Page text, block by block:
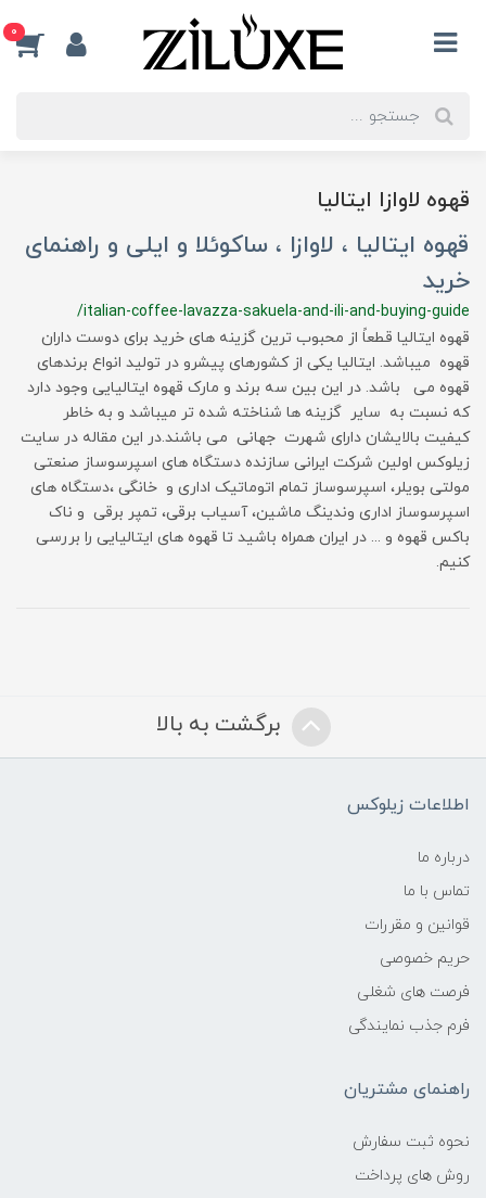
0
قهوه لاوازا ایتالیا
قهوه ایتالیا ، لاوازا ، ساکوئلا و ایلی و راهنمای
خرید
/italian-coffee-lavazza-sakuela-and-ili-and-buying-guide
قهوه ایتالیا قطعاً از محبوب ترین گزینه های خرید برای دوست داران
قهوه میباشد. ایتالیا یکی از کشورهای پیشرو در تولید انواع برندهای
قهوه می باشد. در این بین سه برند و مارک قهوه ایتالیایی وجود دارد
که نسبت به سایر گزینه ها شناخته شده تر میباشد و به خاطر
کیفیت بالایشان دارای شهرت جهانی می باشند.در این مقاله در سایت
زیلوکس اولین شرکت ایرانی سازنده دستگاه های اسپرسوساز صنعتی
مولتی بویلر، اسپرسوساز تمام اتوماتیک اداری و خانگی ،دستگاه های
اسپرسوساز اداری وندینگ ماشین، آسیاب برقی، تمپر برقی و ناک
باکس قهوه و ... در ایران همراه باشید تا قهوه های ایتالیایی را بررسی
کنیم.
برگشت به بالا
اطلاعات زیلوکس
درباره ما
تماس با ما
قوانین و مقررات
حریم خصوصی
فرصت های شغلی
فرم جذب نمایندگی
راهنمای مشتریان
نحوه ثبت سفارش
روش های پرداخت